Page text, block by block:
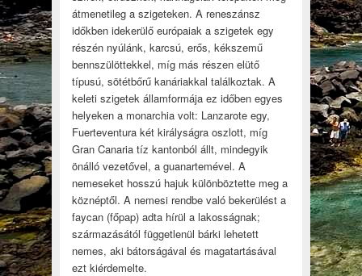
átmenetileg a szigeteken. A reneszánsz
időkben idekerülő európaiak a szigetek egy
részén nyúlánk, karcsú, erős, kékszemű
bennszülöttekkel, míg más részen elütő
típusú, sötétbőrű kanáriakkal találkoztak. A
keleti szigetek államformája ez időben egyes
helyeken a monarchia volt: Lanzarote egy,
Fuerteventura két királyságra oszlott, míg
Gran Canaria tíz kantonból állt, mindegyik
önálló vezetővel, a guanartemével. A
nemeseket hosszú hajuk különböztette meg a
köznéptől. A nemesi rendbe való bekerülést a
faycan (főpap) adta hírül a lakosságnak;
származásától függetlenül bárki lehetett
nemes, aki bátorságával és magatartásával
ezt kiérdemelte.